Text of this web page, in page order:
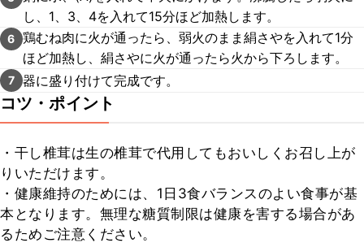
し、1、3、4を入れて15分ほど加熱します。
6 鶏むね肉に火が通ったら、弱火のまま絹さやを入れて1分
ほど加熱し、絹さやに火が通ったら火から下ろします。
7 器に盛り付けて完成です。
コツ・ポイント
・干し椎茸は生の椎茸で代用してもおいしくお召し上が
りいただけます。
・健康維持のためには、1日3食バランスのよい食事が基
本となります。無理な糖質制限は健康を害する場合があ
るためご注意ください。